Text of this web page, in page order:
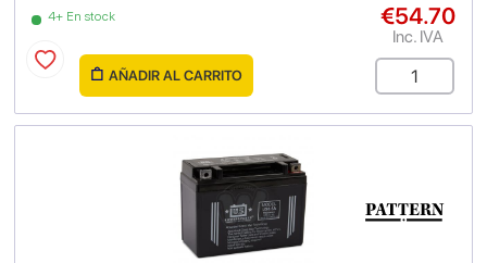
4+ En stock €54.70
Inc. IVA
AÑADIR AL CARRITO